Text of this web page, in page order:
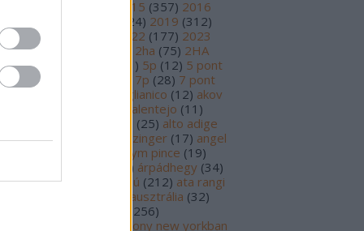
2015 (357) 2016
324) 2019 (312)
( 199 2022 (177) 2023
) 2024 2ha (75) 2HA
) 3 pont ) 5p (12) 5 pont
6p (26 7p (28) 7 pont
aglianico (12) akov
alentejo (11 )
(25) alto adige
) alves de sousa alzinger (17) angel
anonym pince (19)
) árpádhegy (34)
(39) ascheri aszú (212) ata rangi
ausztrália (32)
256)
badacsony new yorkban